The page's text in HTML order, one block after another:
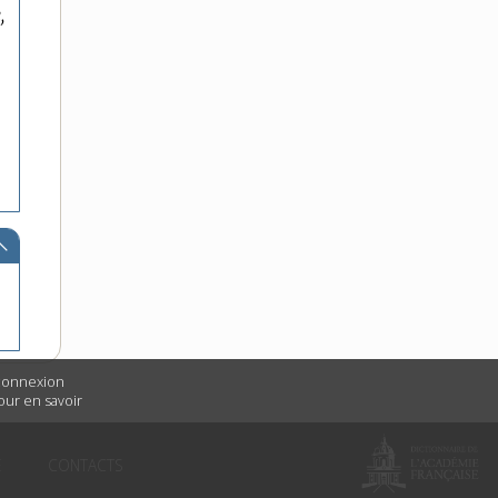
en savoir